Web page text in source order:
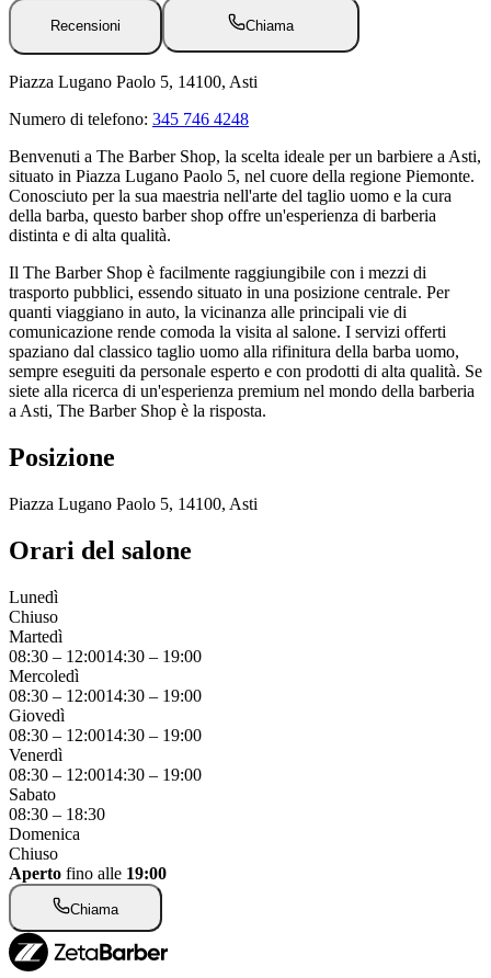
Recensioni Chiama
Piazza Lugano Paolo 5, 14100, Asti
Numero di telefono: 345 746 4248
Benvenuti a The Barber Shop, la scelta ideale per un barbiere a Asti,
situato in Piazza Lugano Paolo 5, nel cuore della regione Piemonte.
Conosciuto per la sua maestria nell'arte del taglio uomo e la cura
della barba, questo barber shop offre un'esperienza di barberia
distinta e di alta qualità.
Il The Barber Shop è facilmente raggiungibile con i mezzi di
trasporto pubblici, essendo situato in una posizione centrale. Per
quanti viaggiano in auto, la vicinanza alle principali vie di
comunicazione rende comoda la visita al salone. I servizi offerti
spaziano dal classico taglio uomo alla rifinitura della barba uomo,
sempre eseguiti da personale esperto e con prodotti di alta qualità. Se
siete alla ricerca di un'esperienza premium nel mondo della barberia
a Asti, The Barber Shop è la risposta.
Posizione
Piazza Lugano Paolo 5, 14100, Asti
Orari del salone
Lunedì
Chiuso
Martedì
08:30 – 12:0014:30 – 19:00
Mercoledì
08:30 – 12:0014:30 – 19:00
Giovedì
08:30 – 12:0014:30 – 19:00
Venerdì
08:30 – 12:0014:30 – 19:00
Sabato
08:30 – 18:30
Domenica
Chiuso
Aperto fino alle 19:00
Chiama